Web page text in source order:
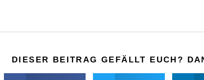
DIESER BEITRAG GEFÄLLT EUCH?